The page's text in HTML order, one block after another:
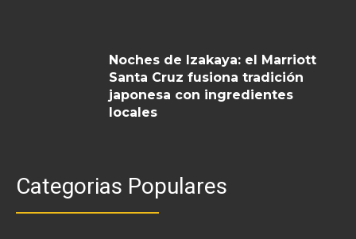
Noches de Izakaya: el Marriott
Santa Cruz fusiona tradición
japonesa con ingredientes
locales
Categorias Populares